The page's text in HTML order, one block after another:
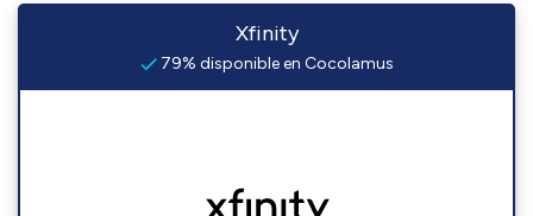
Xfinity
79% disponible en Cocolamus